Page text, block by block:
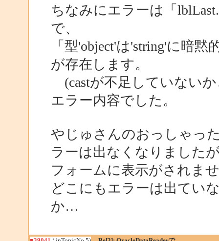
ちなみにエラーは「
で、
「型'object'は'string'に暗
が存在します。
(castが不足していない
エラー内容でした。
やじゅさんのおっしゃっ
ラーは出なくなりました
フォームに表示がされま
どこにもエラーは出てい
か…